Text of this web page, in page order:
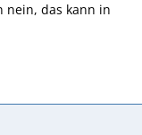
nein, das kann in